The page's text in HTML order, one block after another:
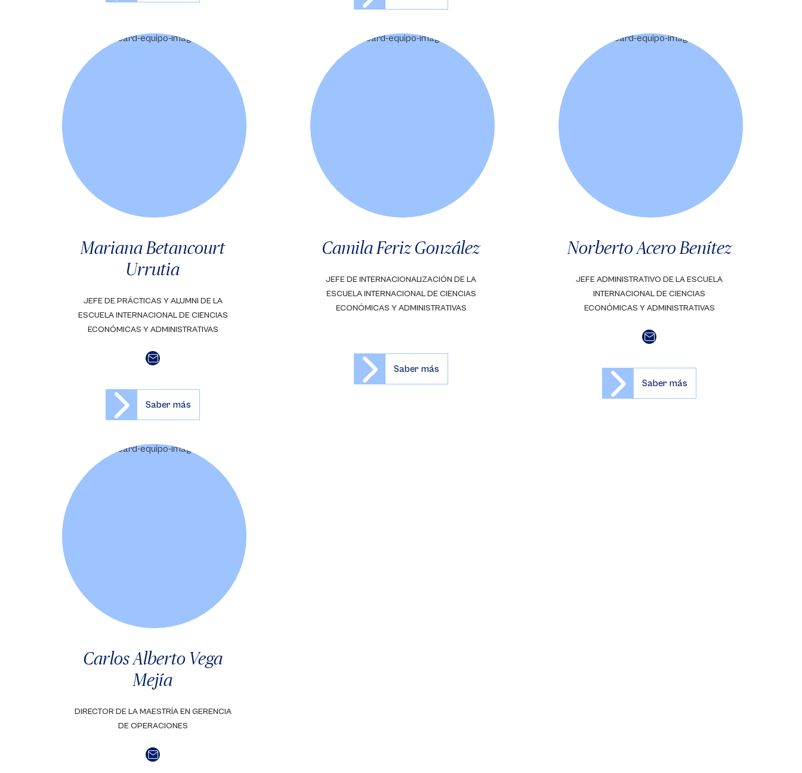
Mariana Betancourt
Urrutia
JEFE DE PRÁCTICAS Y ALUMNI DE LA
ESCUELA INTERNACIONAL DE CIENCIAS
ECONÓMICAS Y ADMINISTRATIVAS
Saber más
Camila Feriz González
JEFE DE INTERNACIONALIZACIÓN DE LA
ESCUELA INTERNACIONAL DE CIENCIAS
ECONÓMICAS Y ADMINISTRATIVAS
Saber más
Norberto Acero Benítez
JEFE ADMINISTRATIVO DE LA ESCUELA
INTERNACIONAL DE CIENCIAS
ECONÓMICAS Y ADMINISTRATIVAS
Saber más
Carlos Alberto Vega
Mejía
DIRECTOR DE LA MAESTRÍA EN GERENCIA
DE OPERACIONES